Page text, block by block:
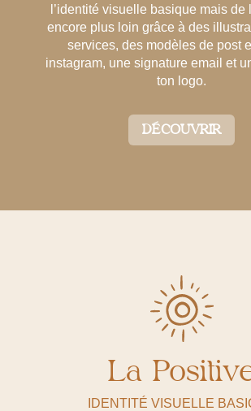
l’identité visuelle basique mais de
encore plus loin grâce à des
services, des modèles de post
instagram, une signature email et
ton logo.
DÉCOUVRIR
La
IDENTITÉ VISUELLE